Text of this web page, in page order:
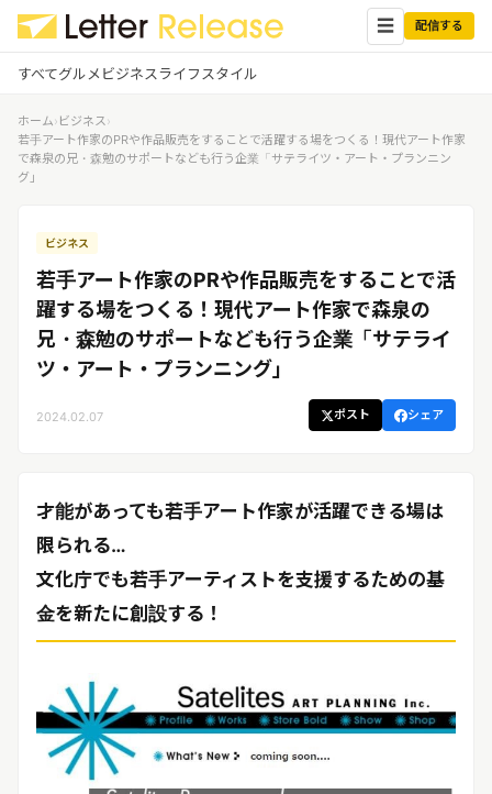
☰ 配信する
すべてグルメビジネスライフスタイル
グルメ
ビジネス
ライフスタイル
リリースを配信する
ログイン ✕
企業ユーザーでログイン
する
受信レターリリース受信ユーザー
メディアユーザーでログインする
レターリリースを受信（メディア登
録）
ホーム› ビジネス›
若手アート作家のPRや作品販売をすることで活躍する場をつくる！現代アート作家
で森泉の兄・森勉のサポートなども行う企業「サテライツ・アート・プランニン
グ」
ビジネス
若手アート作家のPRや作品販売をすることで活
躍する場をつくる！現代アート作家で森泉の
兄・森勉のサポートなども行う企業「サテライ
ツ・アート・プランニング」
2024.02.07 ポスト シェア
才能があっても若手アート作家が活躍できる場は
限られる…
文化庁でも若手アーティストを支援するための基
金を新たに創設する！